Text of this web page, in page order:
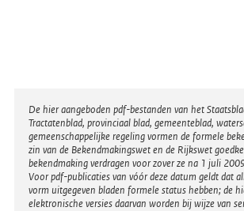
Disclaimer
De hier aangeboden pdf-bestanden van het
Tractatenblad, provinciaal blad, gemeenteblad,
gemeenschappelijke regeling vormen de formele
zin van de Bekendmakingswet en de Rijkswet
bekendmaking verdragen voor zover ze na 1 juli
Voor pdf-publicaties van vóór deze datum geldt dat
vorm uitgegeven bladen formele status hebben; de
elektronische versies daarvan worden bij wijze van